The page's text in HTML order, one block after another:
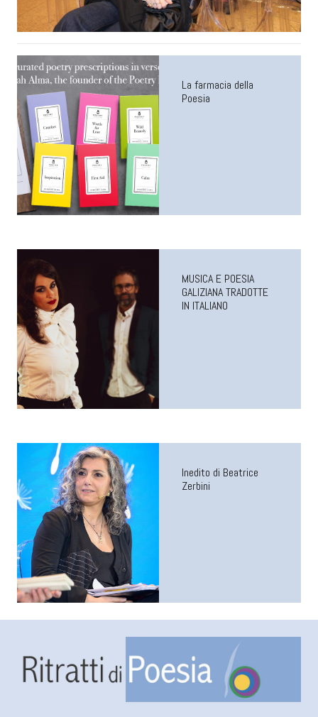
La farmacia della
Poesia
MUSICA E POESIA
GALIZIANA TRADOTTE
IN ITALIANO
Inedito di Beatrice
Zerbini